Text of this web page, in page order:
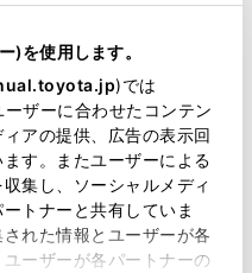
)を使用します。
)では
ザーに合わせたコンテン
アの提供、広告の表示回
す。またユーザーによる
集し、ソーシャルメディ
トナーと共有していま
れた情報とユーザーが各
ーザーが各パートナーの